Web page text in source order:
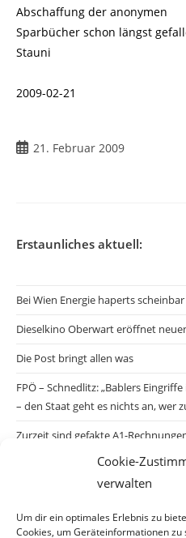
Cookie-
verwalten
Um dir ein optimales Erlebnis zu
Cookies, um Geräteinformationen
Abschaffung der anonymen
Sparbücher schon längst
Stauni
2009-02-21
Beitrag
21. Februar 2009
Erstaunliches aktuell:
Bei Wien Energie haperts
Dieselkino Oberwart eröffnet
Die Post bringt allen was
FPÖ – Schnedlitz: „Bablers
– den Staat geht es nichts an, wer
Zurzeit sind gefakte A1-
Salzburgs Juden und ihre
die Gefahr endlich konkret!“
Biologisches Wunder in Ceuta